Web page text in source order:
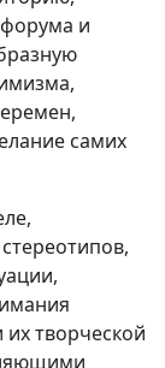
форума и
самих
их творческой